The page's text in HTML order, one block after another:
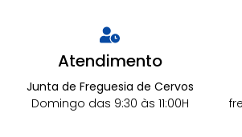
Atendimento
Junta de Freguesia de Cervos
Domingo das 9:30 às 11:00H